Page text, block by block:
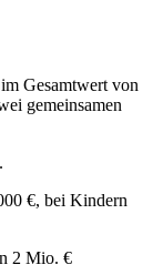
Gesamtwert von
gemeinsamen
€, bei Kindern
2 Mio. €